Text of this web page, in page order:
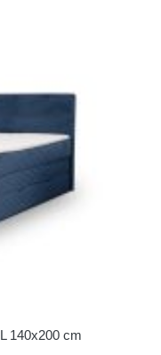
140x200 cm